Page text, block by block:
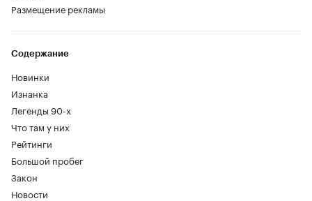
Размещение рекламы
Содержание
Новинки
Изнанка
Легенды 90-х
Что там у них
Рейтинги
Большой пробег
Закон
Новости